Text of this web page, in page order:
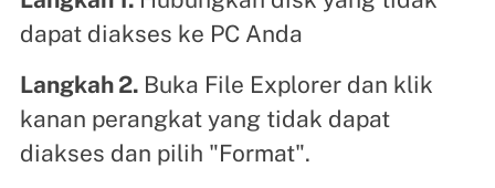
dapat diakses ke PC Anda
Langkah 2. Buka File Explorer dan klik
kanan perangkat yang tidak dapat
diakses dan pilih "Format".